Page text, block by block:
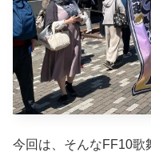
今回は、そんなFF10歌